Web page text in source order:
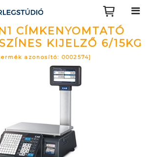
CÍMKENYOMTATÓ
KIJELZŐ 6/15KG
azonosító: 0002574]